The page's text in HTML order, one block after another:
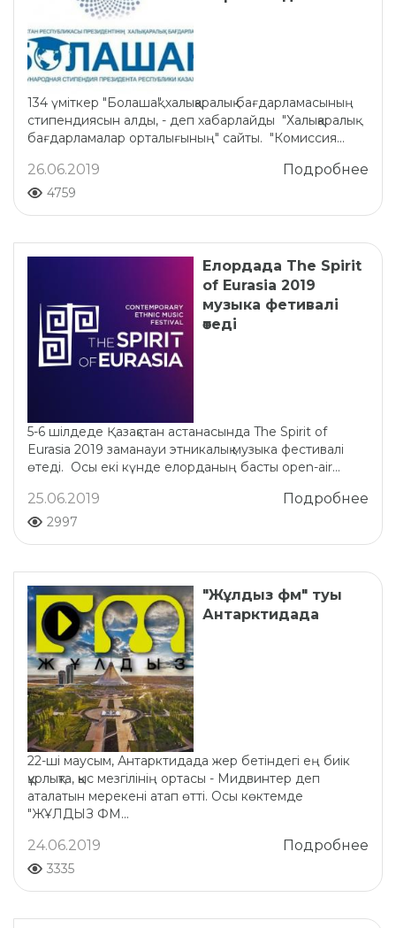
134 үміткер "Болашақ" халықаралық бағдарламасының
стипендиясын алды, - деп хабарлайды "Халықаралық
бағдарламалар орталығының" сайты. "Комиссия...
Подробнее
26.06.2019
4759
Елордада The Spirit
of Eurasia 2019
музыка фетивалі
өтеді
5-6 шілдеде Қазақстан астанасында The Spirit of
Eurasia 2019 заманауи этникалық музыка фестивалі
өтеді. Осы екі күнде елорданың басты open-air...
Подробнее
25.06.2019
2997
"Жұлдыз фм" туы
Антарктидада
22-ші маусым, Антарктидада жер бетіндегі ең биік
құрлықта, қыс мезгілінің ортасы - Мидвинтер деп
аталатын мерекені атап өтті. Осы көктемде
"ЖҰЛДЫЗ ФМ...
Подробнее
24.06.2019
3335